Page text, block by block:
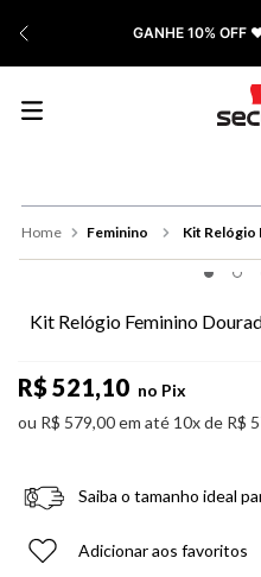
GANHE 10% OFF
Feminino
Kit Relógio Feminino
R$521,10 no Pix
ou R$ 579,00em até 10x de R$
Saiba o tamanho ideal
Adicionar aos favoritos
9º